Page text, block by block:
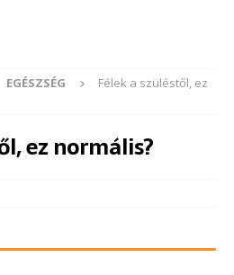
EGÉSZSÉG
Félek a szüléstől, ez
ez normális?